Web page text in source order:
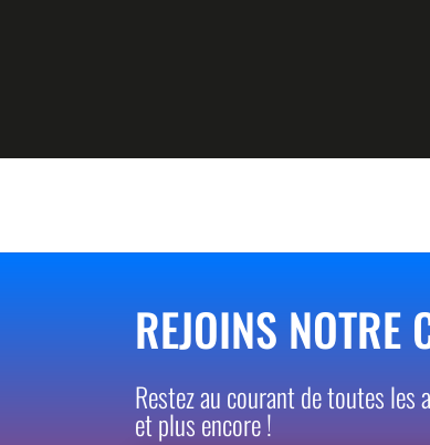
REJOINS NOTRE
Restez au courant de toutes les
et plus encore !